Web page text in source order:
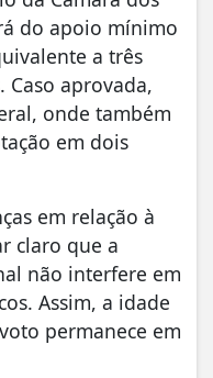
do apoio mínimo
a três
aprovada,
onde também
em dois
em relação à
claro que a
não interfere em
Assim, a idade
permanece em